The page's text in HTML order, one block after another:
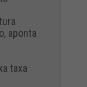
aponta
taxa